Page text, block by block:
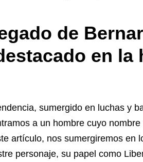
de
en la
sumergido en luchas y
a un hombre cuyo
artículo, nos sumergiremos en
personaje, su papel como